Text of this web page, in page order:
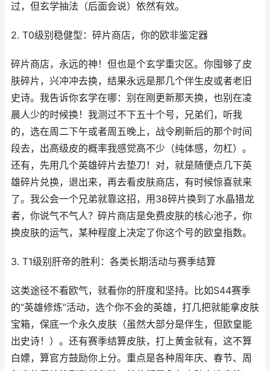
过，但玄学抽法（后面会说）依然有效。
2. T0级别稳健型：碎片商店，你的欧非鉴定器
碎片商店，永远的神！但也是个玄学重灾区。你囤够了皮
肤碎片，兴冲冲去换，结果永远是那几个伴生皮或者老旧
史诗。我告诉你玄学在哪：别在刚更新那天换，也别在凌
晨人少的时候换！我测过不下五十个号，兄弟们，听我
的，选在周二下午或者周五晚上，战令刷新后的那个时间
段去，出高级皮的概率我感觉高不少（纯体感，勿杠）。
还有，先用几个英雄碎片去垫刀！对，就是随便点几下英
雄碎片兑换，退出来，再去看皮肤商店，有时候惊喜就来
了。我公会一个兄弟就靠这招，用38碎片换到了水晶猎龙
者，你说气不气人？碎片商店是免费皮肤的核心池子，你
换皮肤的运气，某种程度上决定了你这个号的欧皇指数。
3. T1级别肝帝的胜利：各类长期活动与赛季结算
这类途径不看欧气，就看你的肝度和坚持。比如S44赛季
的“英雄修炼”活动，选个你不会的英雄，打几把就能拿皮肤
宝箱，保底一个永久皮肤（虽然大部分是伴生，但欧皇能
出史诗！）。还有赛季结算皮肤，打上黄金就有，这不算
白嫖，算官方鼓励你上分。重点是各种周年庆、春节、周